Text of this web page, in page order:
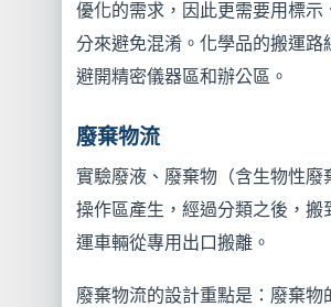
優化的需求，因此更需要用標示
分來避免混淆。化學品的搬運路
避開精密儀器區和辦公區。
廢棄物流
實驗廢液、廢棄物（含生物性廢
操作區產生，經過分類之後，搬
運車輛從專用出口搬離。
廢棄物流的設計重點是：廢棄